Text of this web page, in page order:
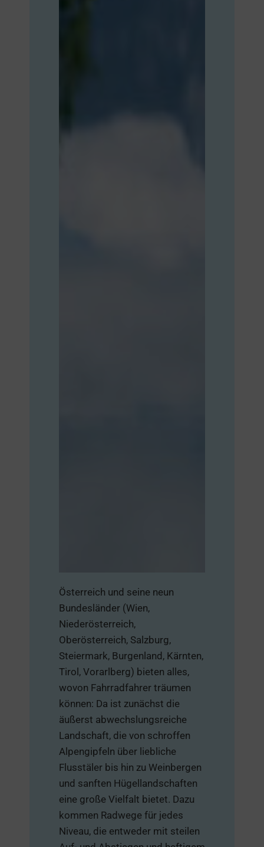
Österreich und seine neun
Bundesländer (Wien,
Niederösterreich,
Oberösterreich, Salzburg,
Steiermark, Burgenland, Kärnten,
Tirol, Vorarlberg) bieten alles,
wovon Fahrradfahrer träumen
können: Da ist zunächst die
äußerst abwechslungsreiche
Landschaft, die von schroffen
Alpengipfeln über liebliche
Flusstäler bis hin zu Weinbergen
und sanften Hügellandschaften
eine große Vielfalt bietet. Dazu
kommen Radwege für jedes
Niveau, die entweder mit steilen